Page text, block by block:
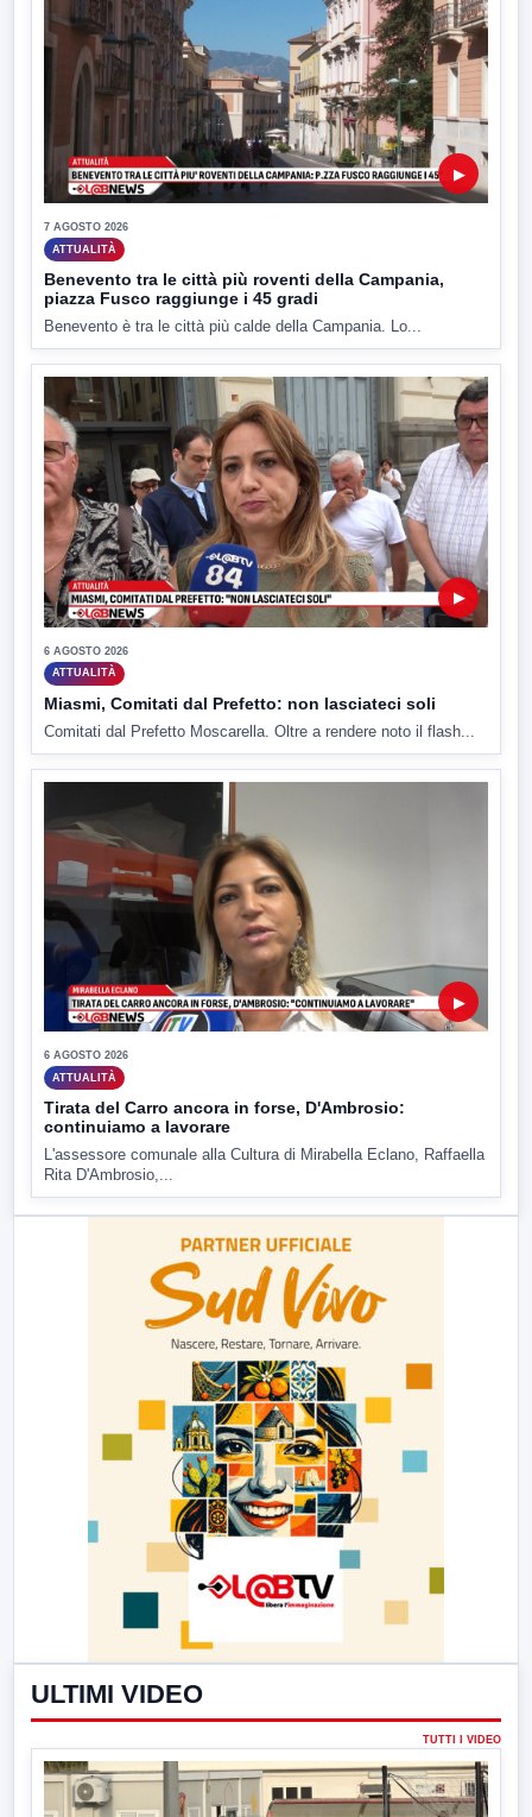
▶
7 AGOSTO 2026
ATTUALITÀ
Benevento tra le città più roventi della Campania,
piazza Fusco raggiunge i 45 gradi
Benevento è tra le città più calde della Campania. Lo...
▶
6 AGOSTO 2026
ATTUALITÀ
Miasmi, Comitati dal Prefetto: non lasciateci soli
Comitati dal Prefetto Moscarella. Oltre a rendere noto il flash...
▶
6 AGOSTO 2026
ATTUALITÀ
Tirata del Carro ancora in forse, D'Ambrosio:
continuiamo a lavorare
L'assessore comunale alla Cultura di Mirabella Eclano, Raffaella
Rita D'Ambrosio,...
ULTIMI VIDEO
TUTTI I VIDEO